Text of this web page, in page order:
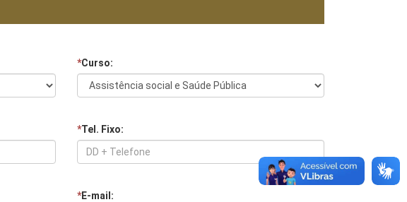
*Curso:
*Tel. Fixo:
*E-mail: